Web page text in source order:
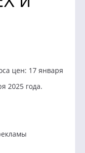
цен: 17 января
2025 года.